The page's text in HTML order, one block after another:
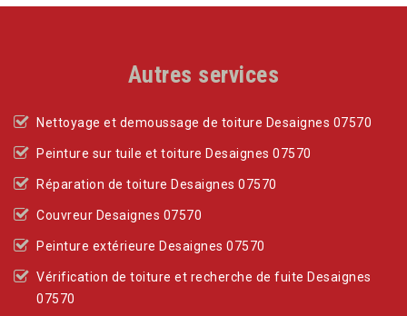
Autres services
Nettoyage et demoussage de toiture Desaignes 07570
Peinture sur tuile et toiture Desaignes 07570
Réparation de toiture Desaignes 07570
Couvreur Desaignes 07570
Peinture extérieure Desaignes 07570
Vérification de toiture et recherche de fuite Desaignes
07570